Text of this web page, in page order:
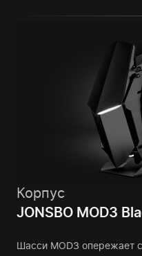
Корпус
JONSBO MOD3
Шасси MOD3 опережает